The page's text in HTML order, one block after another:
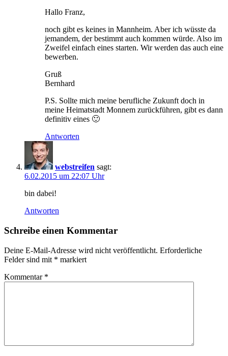
Hallo Franz,
noch gibt es keines in Mannheim. Aber ich wüsste da
jemandem, der bestimmt auch kommen würde. Also im
Zweifel einfach eines starten. Wir werden das auch eine
bewerben.
Gruß
Bernhard
P.S. Sollte mich meine berufliche Zukunft doch in
meine Heimatstadt Monnem zurückführen, gibt es dann
definitiv eines 🙂
Antworten
webstreifen sagt:
6.02.2015 um 22:07 Uhr
bin dabei!
Antworten
Schreibe einen Kommentar
Deine E-Mail-Adresse wird nicht veröffentlicht. Erforderliche
Felder sind mit * markiert
Kommentar *